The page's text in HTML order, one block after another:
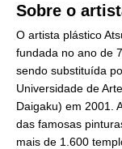
Sobre o
O artista plástico
fundada no ano de
sendo substituída
Universidade de
Daigaku) em 2001.
das famosas
mais de 1.600